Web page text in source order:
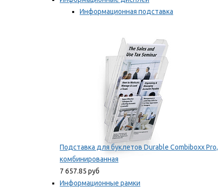
Информационная подставка
Подставка для буклетов Durable Combiboxx Pro,
комбинированная
7 657.85 руб
Информационные рамки